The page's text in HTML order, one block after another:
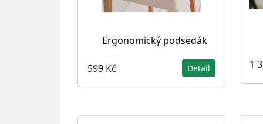
Ergonomický podsedák
599 Kč Detail 1